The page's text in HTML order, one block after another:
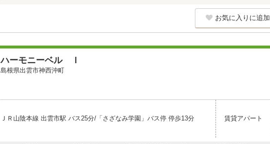
お気に入りに追加
ハーモニーベル Ｉ
島根県出雲市神西沖町
ＪＲ山陰本線 出雲市駅 バス25分/「さざなみ学園」バス停 停歩13分 賃貸アパート